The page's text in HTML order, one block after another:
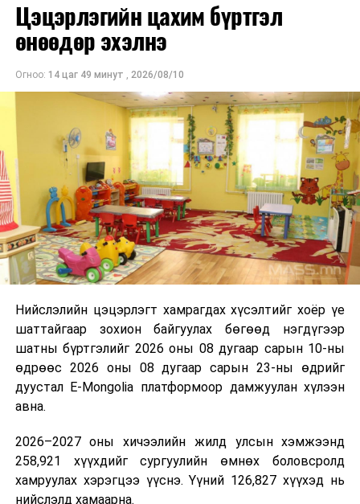
“Сан Петролиум” ХХК нь Сонгинохайрхан дүүргийн 20
дугаар хороонд 16,000м³ үүнээс 8000м3-ийн
багтаамжтай савыг өөрийн хөрөнгө оруулалтаар
барьж байна. Үлдсэн 8000м3 агуулахын нийт хөрөнгө
оруулалтын хэмжээ нь 10.0 тэрбум төгрөг бөгөөд
жилийн есөн хувийн хүүтэй хөнгөлөлттэй зээлийн
арилжааны банкнаас авчээ. Газрын тосны
бүтээгдэхүүний агуулахын барилга угсралтын ажлын
гүйцэтгэл 95 хувьтай байгаа бөгөөд 2026 оны
наймдугаар сарын 20-ны дотор бүрэн дуусгаж,
ашиглалтад оруулах гэж байна. Эдгээр агуулах
ашиглалтад орсноор Улаанбаатар хотын АИ-92-ийн
Ерөнхий сайд тус агуулахыг ашиглалтад хүлээн
авахад зөвшөөрлийн саад бэрхшээл учруулахгүй
байхыг холбогдох албаныханд үүрэг болгов.
Цэцэрлэгийн цахим бүртгэл
өнөөдөр эхэлнэ
Огноо: 14 цаг 49 минут , 2026/08/10
Нийслэлийн цэцэрлэгт хамрагдах хүсэлтийг хоёр үе
шаттайгаар зохион байгуулах бөгөөд нэгдүгээр
шатны бүртгэлийг 2026 оны 08 дугаар сарын 10-ны
өдрөөс 2026 оны 08 дугаар сарын 23-ны өдрийг
дуустал E-Mongolia платформоор дамжуулан хүлээн
авна.
2026–2027 оны хичээлийн жилд улсын хэмжээнд
258,921 хүүхдийг сургуулийн өмнөх боловсролд
хамруулах хэрэгцээ үүснэ. Үүний 126,827 хүүхэд нь
нийслэлд хамаарна.